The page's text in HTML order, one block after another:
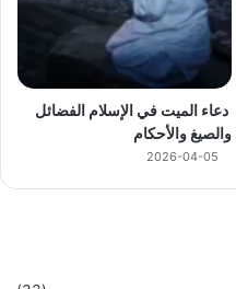
دعاء الميت في الإسلام الفضائل
والصيغ والأحكام
2026-04-05